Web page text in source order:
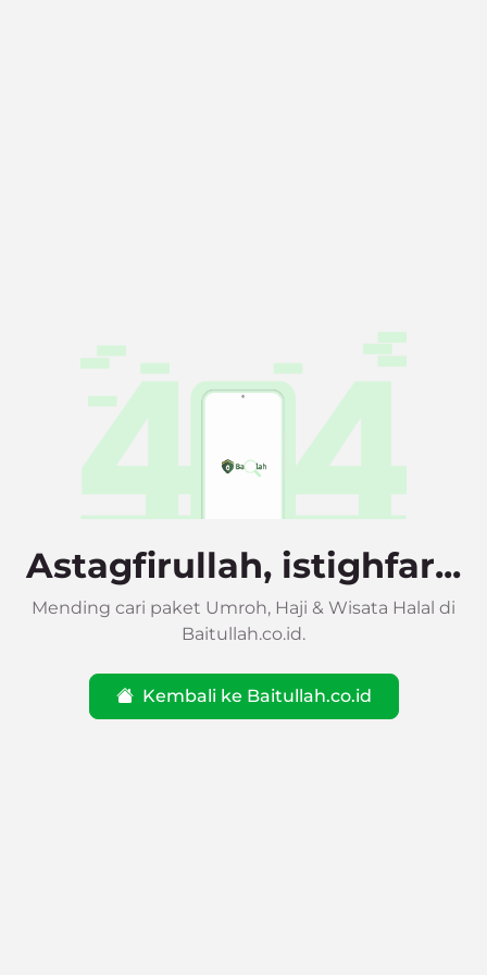
Astagfirullah, istighfar...
Mending cari paket Umroh, Haji & Wisata Halal di
Baitullah.co.id.
Kembali ke Baitullah.co.id